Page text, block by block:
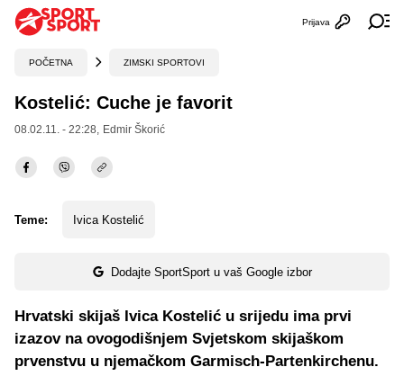
Otvori
Prijava
POČETNA ZIMSKI SPORTOVI
Kostelić: Cuche je favorit
08.02.11. - 22:28, Edmir Škorić
Teme: Ivica Kostelić
Dodajte SportSport u vaš Google izbor
Hrvatski skijaš Ivica Kostelić u srijedu ima prvi
izazov na ovogodišnjem Svjetskom skijaškom
prvenstvu u njemačkom Garmisch-Partenkirchenu.